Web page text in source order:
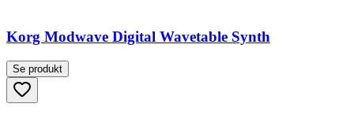
Korg Modwave Digital Wavetable Synth
Se produkt